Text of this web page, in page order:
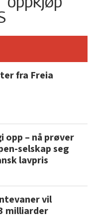
fra Freia
opp – nå prøver
selskap seg
lavpris
vil
milliarder